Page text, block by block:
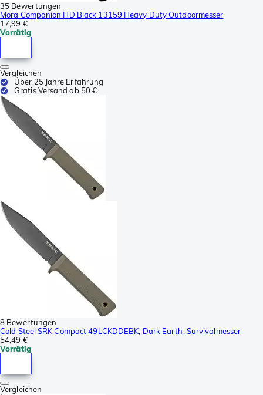
35 Bewertungen
Mora Companion HD Black 13159 Heavy Duty Outdoormesser
17,99 €
Vorrätig
Vergleichen
Über 25 Jahre Erfahrung
Gratis Versand ab 50 €
8 Bewertungen
Cold Steel SRK Compact 49LCKDDEBK, Dark Earth, Survivalmesser
54,49 €
Vorrätig
Vergleichen